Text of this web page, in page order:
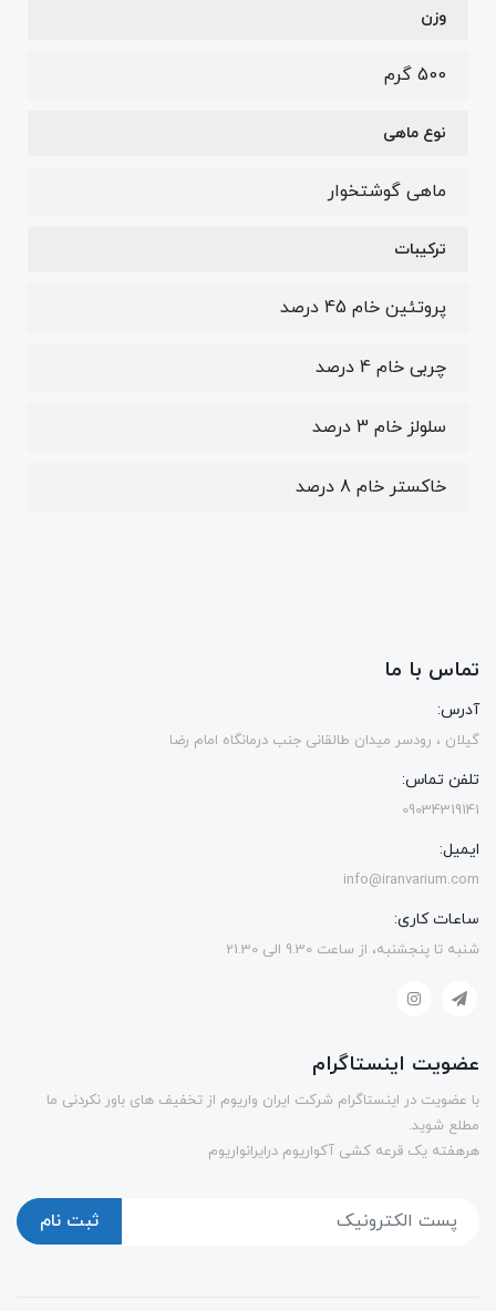
وزن
500 گرم
نوع ماهی
ماهی گوشتخوار
ترکیبات
پروتئین خام 45 درصد
چربی خام 4 درصد
سلولز خام 3 درصد
خاکستر خام 8 درصد
تماس با ما
آدرس:
گیلان ، رودسر میدان طالقانی جنب درمانگاه امام رضا
تلفن تماس:
09034319141
ایمیل:
info@iranvarium.com
ساعات کاری:
شنبه تا پنجشنبه، از ساعت 9.30 الی 21.30
عضویت اینستاگرام
با عضویت در اینستاگرام شرکت ایران واریوم از تخفیف های باور نکردنی ما
مطلع شوید.
هرهفته یک قرعه کشی آکواریوم درایرانواریوم
ثبت نام